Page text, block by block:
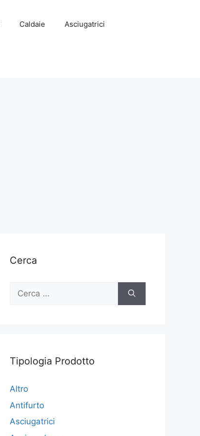
Caldaie Asciugatrici
Cerca
Ricerca
Tipologia Prodotto
Altro
Antifurto
Asciugatrici